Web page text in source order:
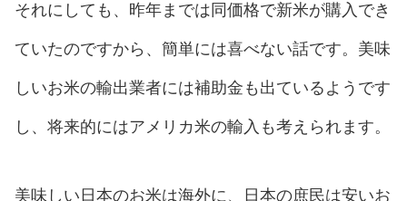
それにしても、昨年までは同価格で新米が購入でき
ていたのですから、簡単には喜べない話です。美味
しいお米の輸出業者には補助金も出ているようです
し、将来的にはアメリカ米の輸入も考えられます。
美味しい日本のお米は海外に、日本の庶民は安いお